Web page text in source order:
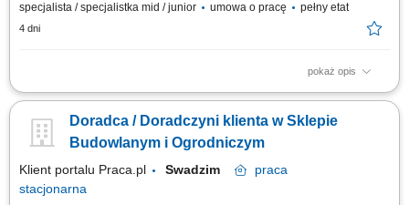
specjalista / specjalistka mid / junior umowa o pracę pełny etat
4 dni
pokaż opis
Co będziesz robić? Twój start z Buddym: przez pierwsze 4 miesiące
wsparciu opiekuna wdrożenia i zespołu, Aktywna sprzedaż i doradztwo:
będziesz sprzedawać i doradzać klientom w wyborze najlepszych
Doradca / Doradczyni klienta w Sklepie
Budowlanym i Ogrodniczym
Klient portalu Praca.pl Swadzim
praca
stacjonarna